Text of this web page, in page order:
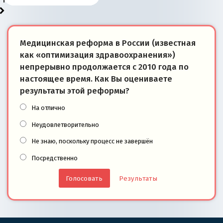
Медицинская реформа в России (известная
как «оптимизация здравоохранения»)
непрерывно продолжается с 2010 года по
настоящее время. Как Вы оцениваете
результаты этой реформы?
На отлично
Неудовлетворительно
Не знаю, поскольку процесс не завершён
Посредственно
Результаты